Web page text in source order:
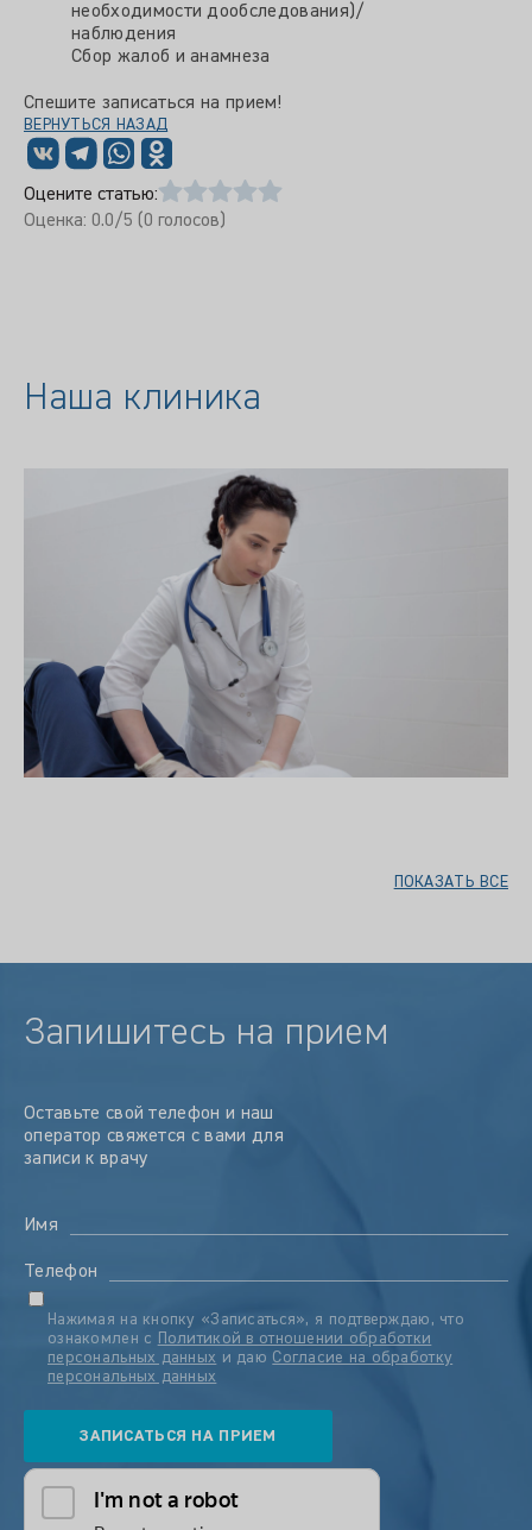
необходимости дообследования)/
наблюдения
Сбор жалоб и анамнеза
Спешите записаться на прием!
ВЕРНУТЬСЯ НАЗАД
Оцените статью:
Оценка: 0.0/5 (0 голосов)
Наша клиника
ПОКАЗАТЬ ВСЕ
Запишитесь на прием
Оставьте свой телефон и наш
оператор свяжется с вами для
записи к врачу
Имя
Телефон
Нажимая на кнопку «Записаться», я подтверждаю, что
ознакомлен с
Политикой в отношении обработки
персональных данных и даю Согласие на обработку
персональных данных